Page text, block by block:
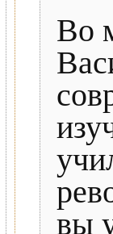
Во
вы